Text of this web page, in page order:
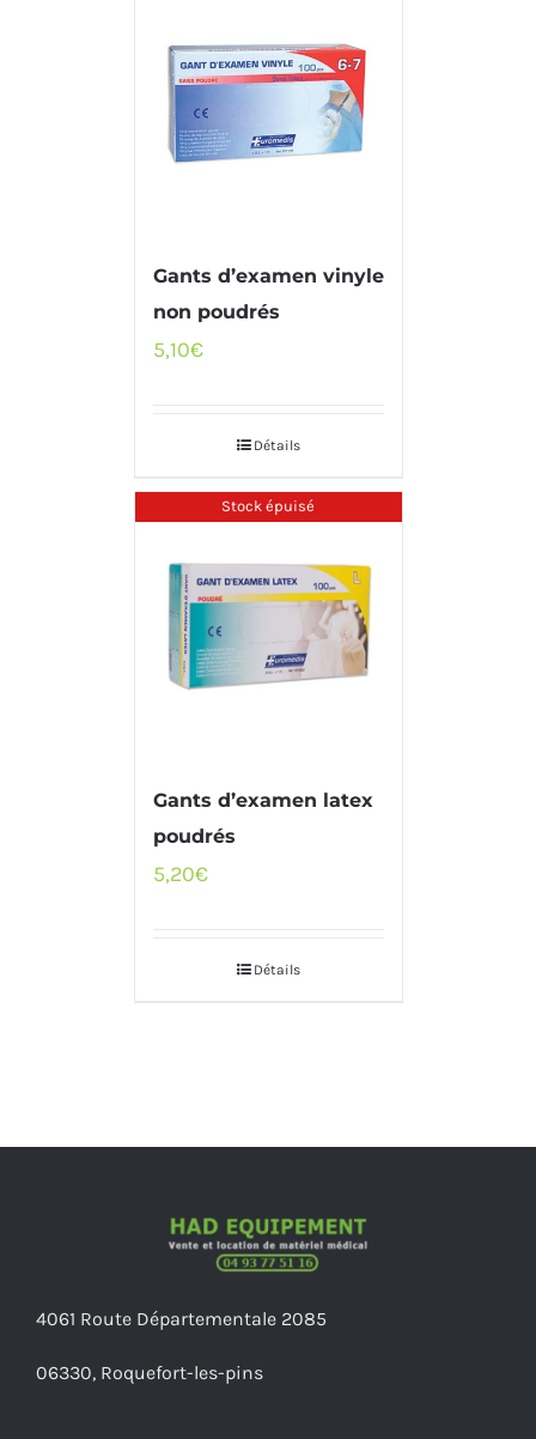
Gants d’examen vinyle
non poudrés
5,10€
Détails
Stock épuisé
Gants d’examen latex
poudrés
5,20€
Détails
4061 Route Départementale 2085
06330, Roquefort-les-pins